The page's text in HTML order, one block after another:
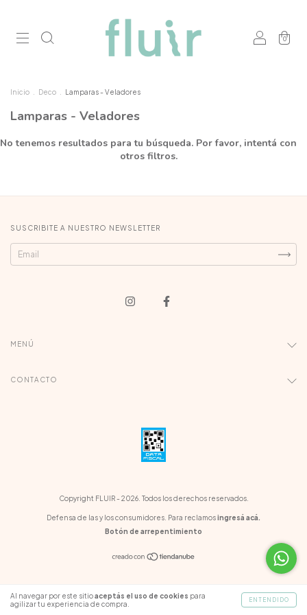
0
Al navegar por este sitioaceptás el uso de cookies para
agilizar tu experiencia de compra.
ENTENDIDO
Inicio Deco Lamparas - Veladores
Lamparas - Veladores
No tenemos resultados para tu búsqueda. Por favor, intentá con
otros filtros.
SUSCRIBITE A NUESTRO NEWSLETTER
MENÚ
CONTACTO
Copyright FLUIR - 2026. Todos los derechos reservados.
Defensa de las y los consumidores. Para reclamosingresá acá.
Botón de arrepentimiento